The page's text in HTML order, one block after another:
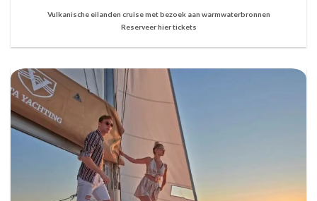
Vulkanische eilanden cruise met bezoek aan warmwaterbronnen
Reserveer hier tickets